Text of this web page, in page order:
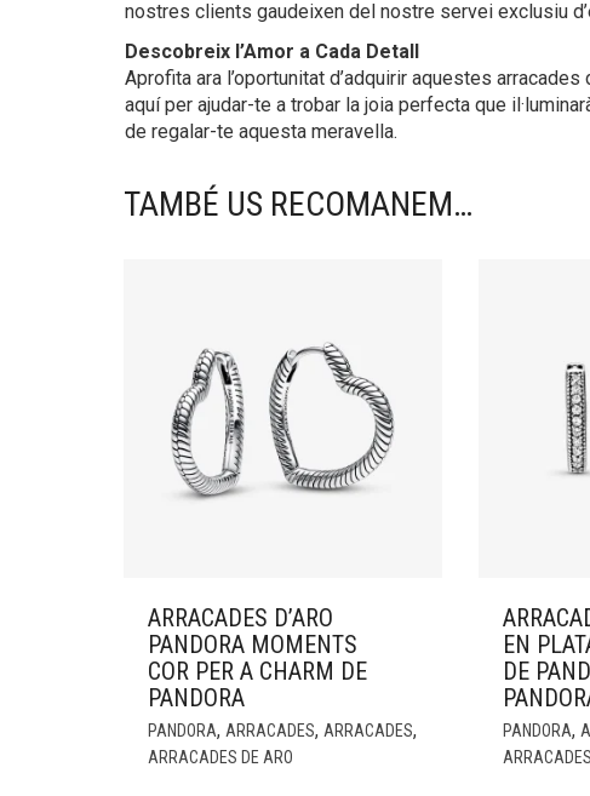
nostres clients gaudeixen del nostre servei exclusiu
Descobreix l’Amor a Cada Detall
Aprofita ara l’oportunitat d’adquirir aquestes
aquí per ajudar-te a trobar la joia perfecta que
de regalar-te aquesta meravella.
TAMBÉ US RECOMANEM…
ARRACADES D’ARO
PANDORA MOMENTS
COR PER A CHARM DE
PANDORA
PANDORA, ARRACADES, ARRACADES,
ARRACADES DE ARO
EN
DE
PANDORA,